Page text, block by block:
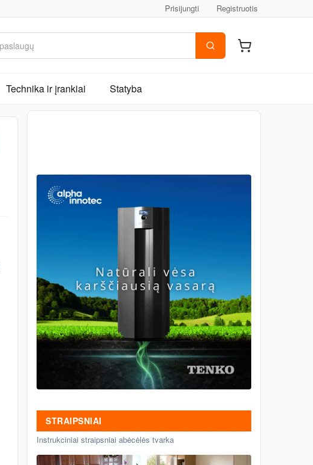
Prisijungti Registruotis
Technika ir įrankiai Statyba
STRAIPSNIAI
Instrukciniai straipsniai abėcėlės tvarka